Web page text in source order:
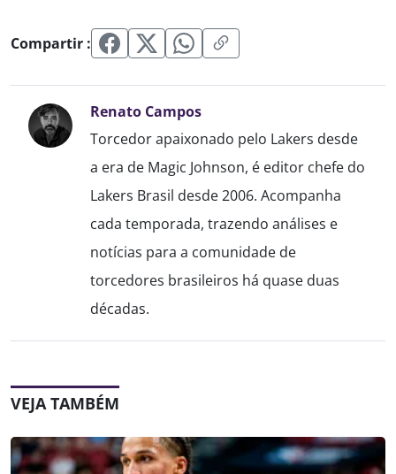
Compartir :
Renato Campos
Torcedor apaixonado pelo Lakers desde
a era de Magic Johnson, é editor chefe do
Lakers Brasil desde 2006. Acompanha
cada temporada, trazendo análises e
notícias para a comunidade de
torcedores brasileiros há quase duas
décadas.
VEJA TAMBÉM